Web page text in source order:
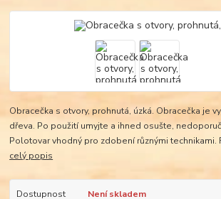
Obracečka s otvory, prohnutá, úzká. Obracečka je
dřeva. Po použití umyjte a ihned osušte,
Polotovar vhodný pro zdobení různými technikami.
celý popis
Dostupnost Není skladem